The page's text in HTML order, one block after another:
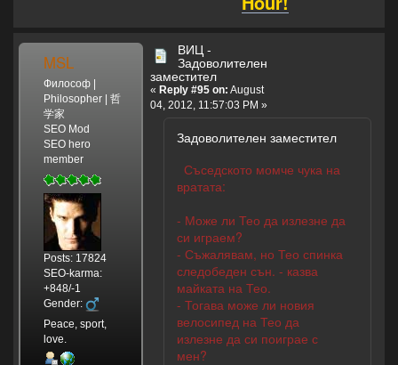
MSL
Философ |
Philosopher | 哲
学家
SEO Mod
SEO hero
member
Posts: 17824
SEO-karma:
+848/-1
Gender:
Peace, sport,
love.
ВИЦ -
Задоволителен
заместител
« Reply #95 on: August
04, 2012, 11:57:03 PM »
Задоволителен заместител
Съседското момче чука на
вратата:
- Може ли Тео да излезне да
си играем?
- Съжалявам, но Тео спинка
следобеден сън. - казва
майката на Тео.
- Тогава може ли новия
велосипед на Тео да
излезне да си поиграе с
мен?